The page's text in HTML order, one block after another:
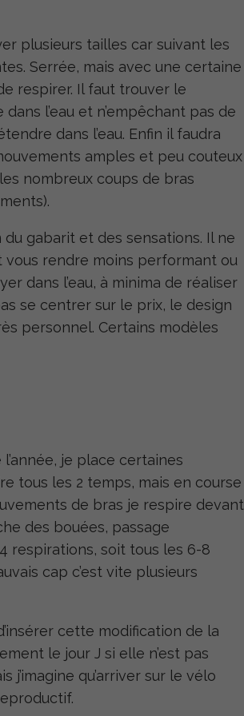
plusieurs tailles car suivant les
Serrée, mais avec une certaine
respirer. Il faut trouver le
l’eau et n’empêchant pas de
dans l’eau. Enfin il faudra
amples et peu couteux
nombreux coups de bras
gabarit et des sensations. Il ne
rendre moins performant ou
dans l’eau, à minima de réaliser
se centrer sur le prix, le design
personnel. Certains modèles
je place certaines
tous les 2 temps, mais en course
de bras je respire devant
des bouées, passage
respirations, soit tous les 6-8
cap c’est vite plusieurs
cette modification de la
le jour J si elle n’est pas
j’imagine qu’arriver sur le vélo